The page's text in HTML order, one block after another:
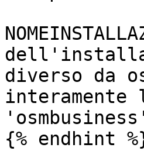
diverso da
{% endhint